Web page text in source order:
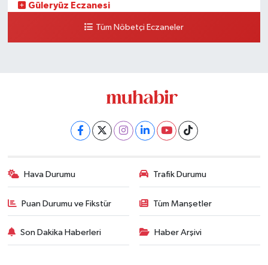
Güleryüz Eczanesi
kalaycıbahçe Meydana DoğruTüm Nöbetçi Eczaneler
Hava Durumu Trafik Durumu
Puan Durumu ve Fikstür Tüm Manşetler
Son Dakika Haberleri Haber Arşivi